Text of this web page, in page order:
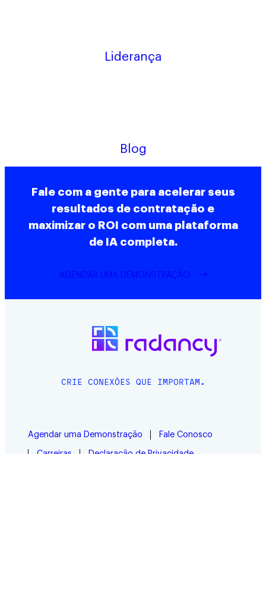
Liderança
Blog
Fale com a gente para acelerar seus
resultados de contratação e
maximizar o ROI com uma plataforma
de IA completa.
AGENDAR UMA DEMONSTRAÇÃO
CRIE CONEXÕES QUE IMPORTAM.
Agendar uma Demonstração Fale Conosco
Carreiras Declaração de Privacidade